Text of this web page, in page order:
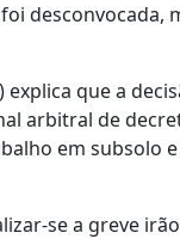
desconvocada,
explica que a
arbitral de
em subsolo e
se a greve